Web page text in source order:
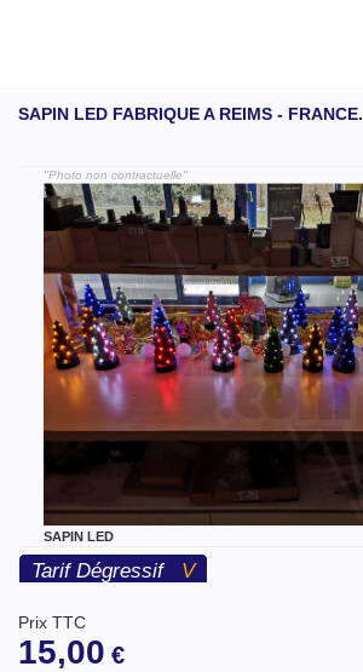
SAPIN LED FABRIQUE A REIMS - FRANCE.
"Photo non contractuelle"
SAPIN LED
Tarif Dégressif V
Prix TTC
15,00 €